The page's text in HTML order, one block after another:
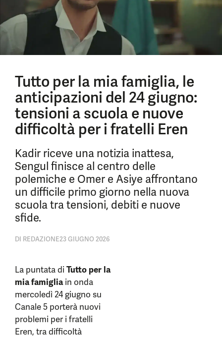
Tutto per la mia famiglia, le
anticipazioni del 24 giugno:
tensioni a scuola e nuove
difficoltà per i fratelli Eren
Kadir riceve una notizia inattesa,
Sengul finisce al centro delle
polemiche e Omer e Asiye affrontano
un difficile primo giorno nella nuova
scuola tra tensioni, debiti e nuove
sfide.
DI REDAZIONE23 GIUGNO 2026
La puntata diTutto per la
mia famigliain onda
mercoledì 24 giugno su
Canale 5 porterà nuovi
problemi per i fratelli
Eren, tra difficoltà